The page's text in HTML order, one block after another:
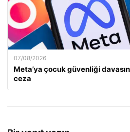
07/08/2026
Meta’ya çocuk güvenliği
ceza